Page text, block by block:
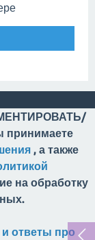
, а также
на обработку
ответы про